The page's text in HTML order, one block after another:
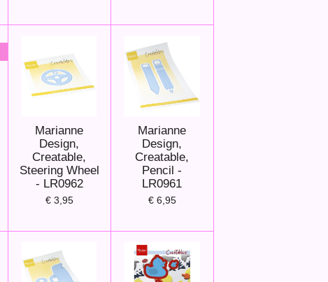
Marianne
Design,
Creatable,
Steering Wheel
- LR0962
€ 3,95
Marianne
Design,
Creatable,
Pencil -
LR0961
€ 6,95